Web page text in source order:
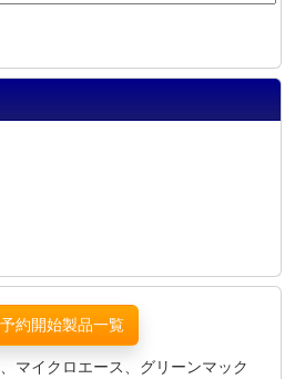
約開始製品一覧
マイクロエース、グリーンマック